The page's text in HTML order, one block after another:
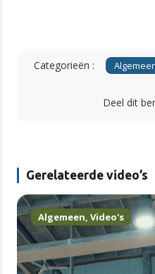
Categorieën :
Deel dit
Gerelateerde video’s
Algemeen, Video's